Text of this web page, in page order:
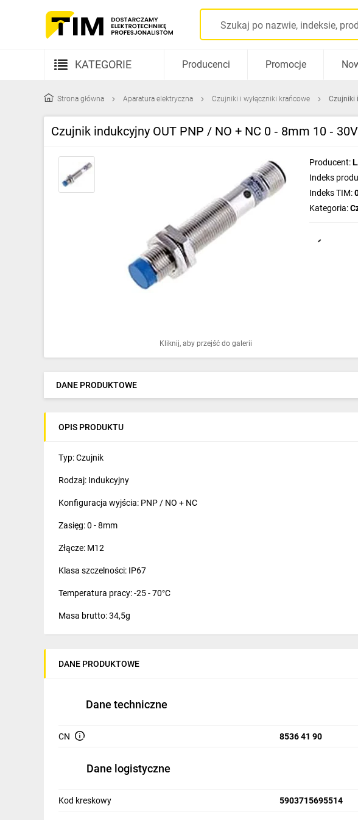
KATEGORIE
Kable i przewody
Rozdzielnice i obudowy
Elementy prowadzenia kabli
Fotowoltaika
Oprawy oświetleniowe
Ogrzewanie
Elektronarzędzia i mierniki
Napędy elektryczne
Pneumatyka
Dom i ogród
Klimatyzacja
IT, GSM
Elektromobilność
Wentylacja i rekuperacja
Producenci Promocje
Strona główna Aparatura elektryczna Czujniki i wyłączniki krańcowe Czujniki
Czujnik indukcyjny OUT PNP / NO + NC 0 ‑ 8mm 10 ‑
Kliknij, aby przejść do galerii
Producent:
Indeks
Indeks TIM:
Kategoria:
DANE PRODUKTOWE
OPIS PRODUKTU
Typ: Czujnik
Rodzaj: Indukcyjny
Konfiguracja wyjścia: PNP / NO + NC
Zasięg: 0 - 8mm
Złącze: M12
Klasa szczelności: IP67
Temperatura pracy: -25 - 70°C
Masa brutto: 34,5g
DANE PRODUKTOWE
Dane techniczne
CN 8536 41 90
Dane logistyczne
Kod kreskowy 5903715695514